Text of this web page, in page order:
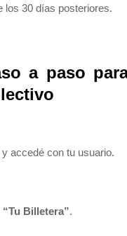
los 30 días posteriores.
a paso
y accedé con tu usuario.
“Tu Billetera”.